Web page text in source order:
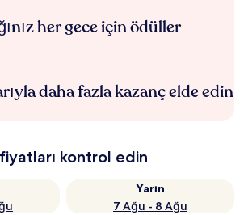
her gece için ödüller
daha fazla kazanç elde edin
kontrol edin
Yarın
7 Ağu - 8 Ağu